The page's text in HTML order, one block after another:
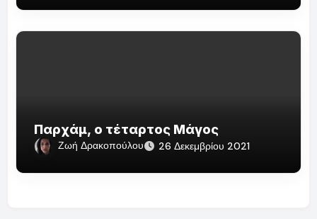
Παρχάμ, ο τέταρτος Μάγος
Ζωή Δρακοπούλου 26 Δεκεμβρίου 2021